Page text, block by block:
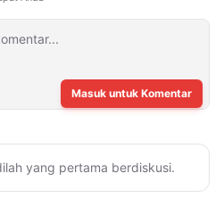
Masuk untuk Komentar
yang pertama berdiskusi.